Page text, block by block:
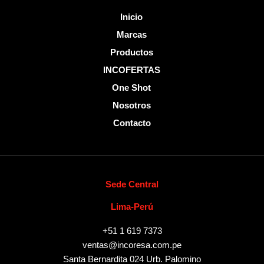
Inicio
Marcas
Productos
INCOFERTAS
One Shot
Nosotros
Contacto
Sede Central
Lima-Perú
+51 1 619 7373
ventas@incoresa.com.pe
Santa Bernardita 024 Urb. Palomino